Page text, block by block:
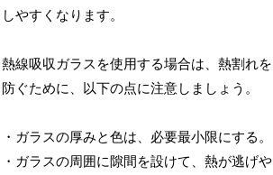
しやすくなります。
熱線吸収ガラスを使用する場合は、熱割れを
防ぐために、以下の点に注意しましょう。
・ガラスの厚みと色は、必要最小限にする。
・ガラスの周囲に隙間を設けて、熱が逃げや